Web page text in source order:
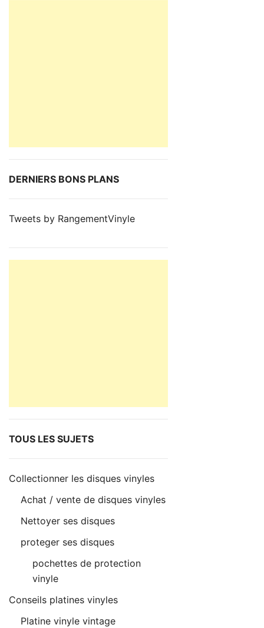
DERNIERS BONS PLANS
Tweets by RangementVinyle
TOUS LES SUJETS
Collectionner les disques vinyles
Achat / vente de disques vinyles
Nettoyer ses disques
proteger ses disques
pochettes de protection
vinyle
Conseils platines vinyles
Platine vinyle vintage